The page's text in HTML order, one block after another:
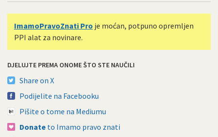
ImamoPravoZnati Pro je moćan, potpuno opremljen
PPI alat za novinare.
DJELUJTE PREMA ONOME ŠTO STE NAUČILI
Share on X
Podijelite na Facebooku
Pišite o tome na Mediumu
Donate to Imamo pravo znati